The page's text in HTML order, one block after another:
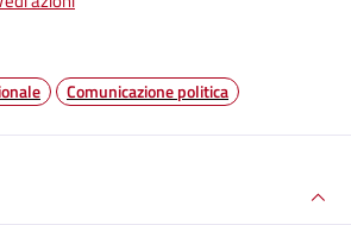
Comunicazione politica